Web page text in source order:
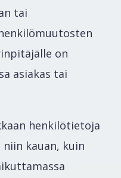
tai
on
asiakas tai
henkilötietoja
kauan, kuin